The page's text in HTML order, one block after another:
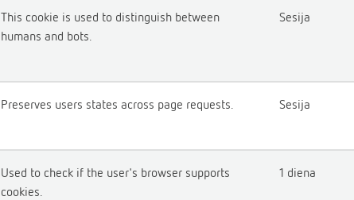
This cookie is used to distinguish between
humans and bots.
Sesija
Preserves users states across page requests. Sesija
Used to check if the user's browser supports
cookies.
1 diena